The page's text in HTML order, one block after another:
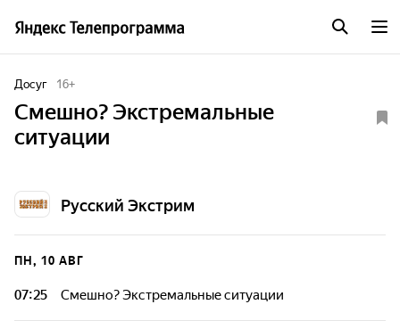
Досуг 16+
Смешно? Экстремальные
ситуации
Русский Экстрим
ПН, 10 АВГ
07:25 Смешно? Экстремальные ситуации